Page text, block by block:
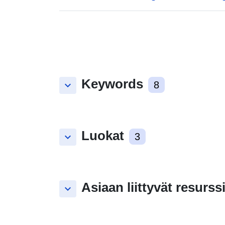
keyboard_arrow_down Keywords 8
keyboard_arrow_down Luokat 3
keyboard_arrow_down Asiaan liittyvät